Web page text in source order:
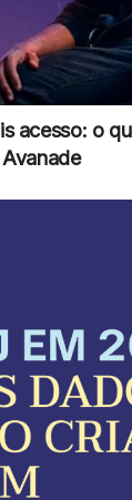
acesso: o